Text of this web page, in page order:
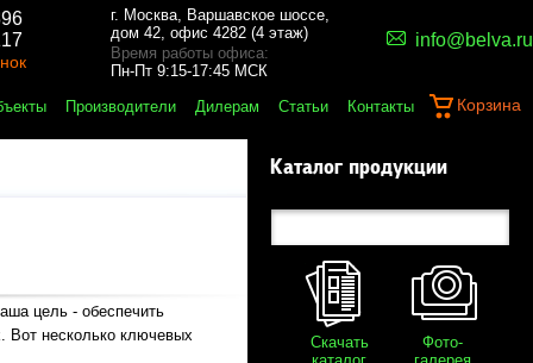
г. Москва, Варшавское шоссе,
дом 42, офис 4282 (4 этаж)
Время работы офиса:
Пн-Пт 9:15-17:45 МСК
info@belva.ru
Производители Дилерам Статьи Контакты Корзина
цель - обеспечить
Вот несколько ключевых
Каталог продукции
Скачать
Фото-